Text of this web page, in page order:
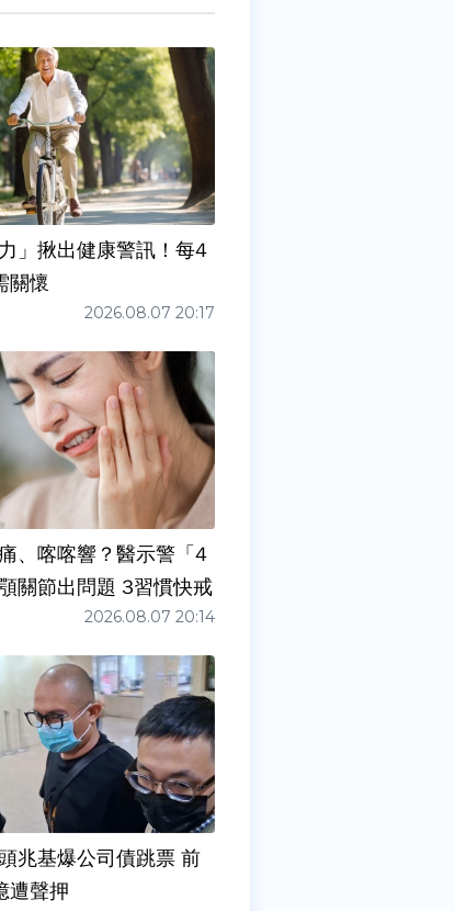
」揪出健康警訊！每4
關懷
2026.08.07 20:17
、喀喀響？醫示警「4
症狀」恐顳顎關節出問題 3習慣快戒
2026.08.07 20:14
兆基爆公司債跳票 前
遭聲押